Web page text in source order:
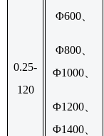
0.25-
120
Φ600、
Φ800、
Φ1000、
Φ1200、
Φ1400、